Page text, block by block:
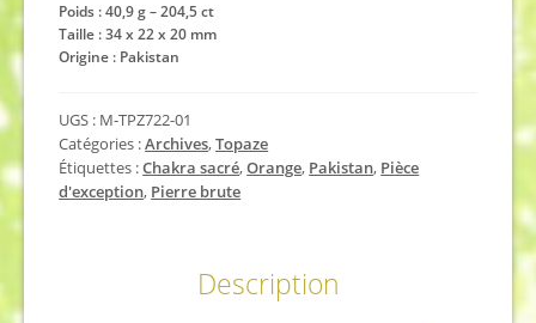
Poids : 40,9 g – 204,5 ct
Taille : 34 x 22 x 20 mm
Origine : Pakistan
UGS : M-TPZ722-01
Catégories :Archives,Topaze
Étiquettes :Chakra sacré,Orange, Pakistan, Pièce
d'exception, Pierre brute
Description